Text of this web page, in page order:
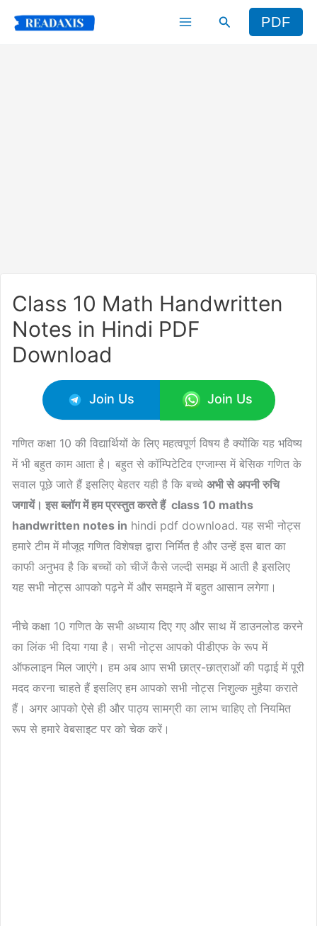
Search PDF
Class 10 Math Handwritten
Notes in Hindi PDF
Download
Join Us Join Us
गणित कक्षा 10 की विद्यार्थियों के लिए महत्वपूर्ण विषय है क्योंकि यह भविष्य
में भी बहुत काम आता है। बहुत से कॉम्पिटेटिव एग्जाम्स में बेसिक गणित के
सवाल पूछे जाते हैं इसलिए बेहतर यही है कि बच्चे अभी से अपनी रुचि
जगायें। इस ब्लॉग में हम प्रस्तुत करते हैं class 10 maths
handwritten notes in hindi pdf download. यह सभी नोट्स
हमारे टीम में मौजूद गणित विशेषज्ञ द्वारा निर्मित है और उन्हें इस बात का
काफी अनुभव है कि बच्चों को चीजें कैसे जल्दी समझ में आती है इसलिए
यह सभी नोट्स आपको पढ़ने में और समझने में बहुत आसान लगेगा।
नीचे कक्षा 10 गणित के सभी अध्याय दिए गए और साथ में डाउनलोड करने
का लिंक भी दिया गया है। सभी नोट्स आपको पीडीएफ के रूप में
ऑफलाइन मिल जाएंगे। हम अब आप सभी छात्र-छात्राओं की पढ़ाई में पूरी
मदद करना चाहते हैं इसलिए हम आपको सभी नोट्स निशुल्क मुहैया कराते
हैं। अगर आपको ऐसे ही और पाठ्य सामग्री का लाभ चाहिए तो नियमित
रूप से हमारे वेबसाइट पर को चेक करें।